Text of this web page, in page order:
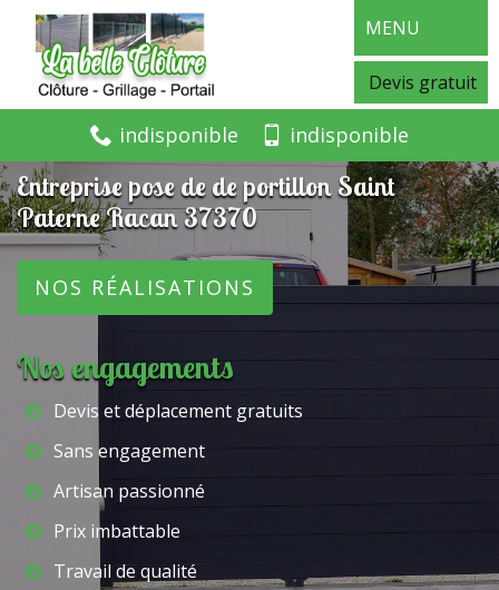
MENU
Devis gratuit
indisponible indisponible
Entreprise pose de de portillon Saint
Paterne Racan 37370
NOS RÉALISATIONS
Nos engagements
Devis et déplacement gratuits
Sans engagement
Artisan passionné
Prix imbattable
Travail de qualité